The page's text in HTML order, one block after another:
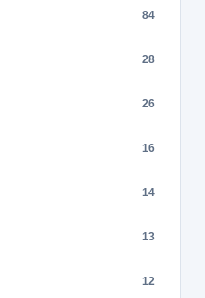
84
28
26
16
14
13
12